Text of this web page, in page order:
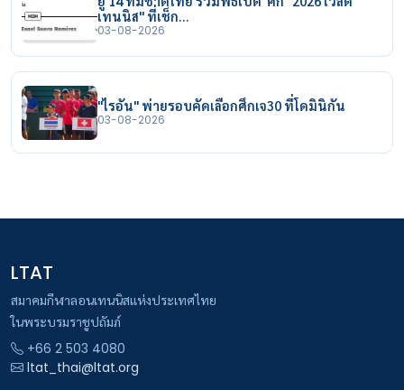
เทนนิส" ที่เช็ก…
03-08-2026
"ไรอัน" พ่ายรอบคัดเลือกศึกเจ30 ที่โดมินิกัน
03-08-2026
LTAT
สมาคมกีฬาลอนเทนนิสแห่งประเทศไทย
ในพระบรมราชูปถัมภ์
+66 2 503 4080
ltat_thai@ltat.org